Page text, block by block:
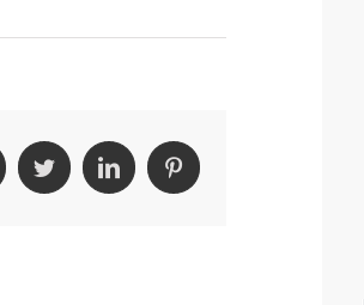
TwitterLinkedInPinterest